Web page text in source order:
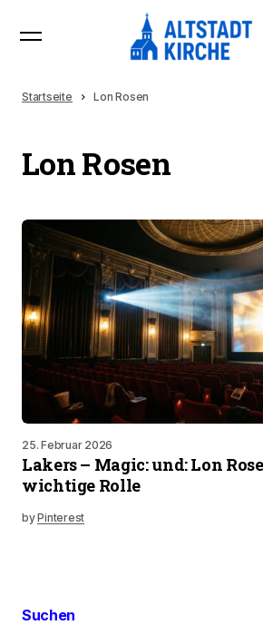
Startseite Lon Rosen
Lon Rosen
25. Februar 2026
Lakers – Magic: und: Lon
wichtige Rolle
byPinterest
Suchen